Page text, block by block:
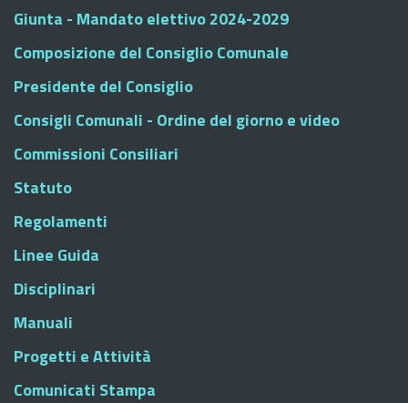
Giunta - Mandato elettivo 2024-2029
Composizione del Consiglio Comunale
Presidente del Consiglio
Consigli Comunali - Ordine del giorno e video
Commissioni Consiliari
Statuto
Regolamenti
Linee Guida
Disciplinari
Manuali
Progetti e Attività
Comunicati Stampa